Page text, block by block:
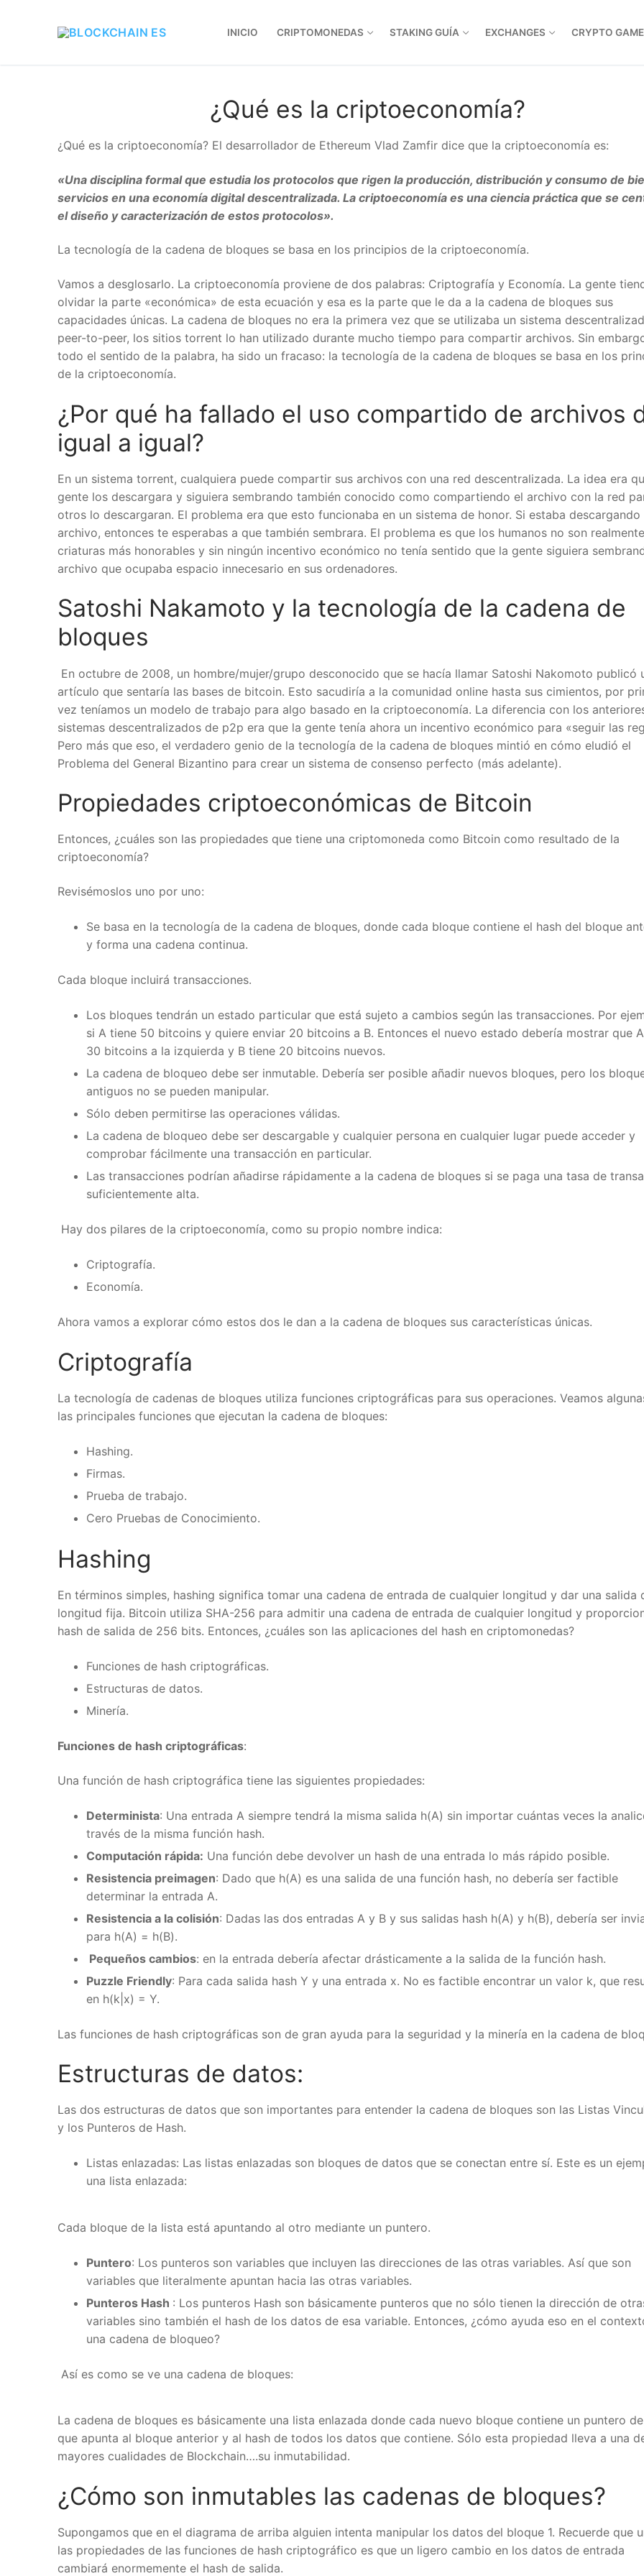
INICIO CRIPTOMONEDAS STAKING GUÍA EXCHANGES CRYPTO GAMES
¿Qué es la criptoeconomía?
¿Qué es la criptoeconomía? El desarrollador de Ethereum Vlad Zamfir dice que la criptoeconomía es:
«Una disciplina formal que estudia los protocolos que rigen la producción, distribución y consumo de
servicios en una economía digital descentralizada. La criptoeconomía es una ciencia práctica que se
el diseño y caracterización de estos protocolos».
La tecnología de la cadena de bloques se basa en los principios de la criptoeconomía.
Vamos a desglosarlo. La criptoeconomía proviene de dos palabras: Criptografía y Economía. La gente
olvidar la parte «económica» de esta ecuación y esa es la parte que le da a la cadena de bloques sus
capacidades únicas. La cadena de bloques no era la primera vez que se utilizaba un sistema
peer-to-peer, los sitios torrent lo han utilizado durante mucho tiempo para compartir archivos. Sin
todo el sentido de la palabra, ha sido un fracaso: la tecnología de la cadena de bloques se basa en los
de la criptoeconomía.
¿Por qué ha fallado el uso compartido de archivos
igual a igual?
En un sistema torrent, cualquiera puede compartir sus archivos con una red descentralizada. La idea era
gente los descargara y siguiera sembrando también conocido como compartiendo el archivo con la red
otros lo descargaran. El problema era que esto funcionaba en un sistema de honor. Si estaba descargando
archivo, entonces te esperabas a que también sembrara. El problema es que los humanos no son realmente
criaturas más honorables y sin ningún incentivo económico no tenía sentido que la gente siguiera
archivo que ocupaba espacio innecesario en sus ordenadores.
Satoshi Nakamoto y la tecnología de la cadena de
bloques
En octubre de 2008, un hombre/mujer/grupo desconocido que se hacía llamar Satoshi Nakomoto publicó
artículo que sentaría las bases de bitcoin. Esto sacudiría a la comunidad online hasta sus cimientos, por
vez teníamos un modelo de trabajo para algo basado en la criptoeconomía. La diferencia con los anteriores
sistemas descentralizados de p2p era que la gente tenía ahora un incentivo económico para «seguir las
Pero más que eso, el verdadero genio de la tecnología de la cadena de bloques mintió en cómo eludió el
Problema del General Bizantino para crear un sistema de consenso perfecto (más adelante).
Propiedades criptoeconómicas de Bitcoin
Entonces, ¿cuáles son las propiedades que tiene una criptomoneda como Bitcoin como resultado de la
criptoeconomía?
Revisémoslos uno por uno:
Se basa en la tecnología de la cadena de bloques, donde cada bloque contiene el hash del bloque
y forma una cadena continua.
Cada bloque incluirá transacciones.
Los bloques tendrán un estado particular que está sujeto a cambios según las transacciones. Por
si A tiene 50 bitcoins y quiere enviar 20 bitcoins a B. Entonces el nuevo estado debería mostrar que A
30 bitcoins a la izquierda y B tiene 20 bitcoins nuevos.
La cadena de bloqueo debe ser inmutable. Debería ser posible añadir nuevos bloques, pero los
antiguos no se pueden manipular.
Sólo deben permitirse las operaciones válidas.
La cadena de bloqueo debe ser descargable y cualquier persona en cualquier lugar puede acceder y
comprobar fácilmente una transacción en particular.
Las transacciones podrían añadirse rápidamente a la cadena de bloques si se paga una tasa de
suficientemente alta.
Hay dos pilares de la criptoeconomía, como su propio nombre indica:
Criptografía.
Economía.
Ahora vamos a explorar cómo estos dos le dan a la cadena de bloques sus características únicas.
Criptografía
La tecnología de cadenas de bloques utiliza funciones criptográficas para sus operaciones. Veamos
las principales funciones que ejecutan la cadena de bloques:
Hashing.
Firmas.
Prueba detrabajo.
Cero Pruebas de Conocimiento.
Hashing
En términos simples, hashing significa tomar una cadena de entrada de cualquier longitud y dar una salida
longitud fija. Bitcoin utiliza SHA-256 para admitir una cadena de entrada de cualquier longitud y
hash de salida de 256 bits. Entonces, ¿cuáles son las aplicaciones del hash en criptomonedas?
Funciones de hash criptográficas.
Estructuras de datos.
Minería.
Funciones de hash criptográficas:
Una función de hash criptográfica tiene las siguientes propiedades:
Determinista: Una entrada A siempre tendrá la misma salida h(A) sin importar cuántas veces la
través de la misma función hash.
Computación rápida:Una función debe devolver un hash de una entrada lo más rápido posible.
Resistencia preimagen: Dado que h(A) es una salida de una función hash, no debería ser factible
determinar la entrada A.
Resistencia a la colisión: Dadas las dos entradas A y B y sus salidas hash h(A) y h(B), debería ser
para h(A) = h(B).
Pequeños cambios: en la entrada debería afectar drásticamente a la salida de la función hash.
Puzzle Friendly: Para cada salida hash Y y una entrada x. No es factible encontrar un valor k, que
en h(k|x) = Y.
Las funciones de hash criptográficas son de gran ayuda para la seguridad y la minería en la cadena de
Estructuras de datos:
Las dos estructuras de datos que son importantes para entender la cadena de bloques son las Listas
y los Punteros de Hash.
Listas enlazadas: Las listas enlazadas son bloques de datos que se conectan entre sí. Este es un
una lista enlazada:
Cada bloque de la lista está apuntando al otro mediante un puntero.
Puntero: Los punteros son variables que incluyen las direcciones de las otras variables. Así que son
variables que literalmente apuntan hacia las otras variables.
Punteros Hash: Los punteros Hash son básicamente punteros que no sólo tienen la dirección de otras
variables sino también el hash de los datos de esa variable. Entonces, ¿cómo ayuda eso en el
una cadena de bloqueo?
Así es como se ve una cadena de bloques:
La cadena de bloques es básicamente una lista enlazada donde cada nuevo bloque contiene un puntero de
que apunta al bloque anterior y al hash de todos los datos que contiene. Sólo esta propiedad lleva a una de
mayores cualidades de Blockchain….su inmutabilidad.
¿Cómo son inmutables las cadenas de bloques?
Supongamos que en el diagrama de arriba alguien intenta manipular los datos del bloque 1. Recuerde que
las propiedades de las funciones de hash criptográfico es que un ligero cambio en los datos de entrada
cambiará enormemente el hash de salida.
👇Get 10€ when you Create an Account with